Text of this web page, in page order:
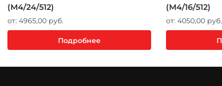
(M4/24/512)
от: 4965,00 руб.
Подробнее
(M4/16/512)
от: 4050,00 руб.